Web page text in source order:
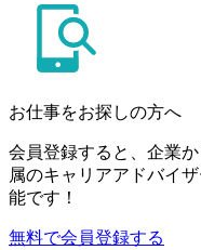
お仕事をお探しの方へ
会員登録すると、企業
属のキャリアアドバイ
能です！
無料で会員登録する